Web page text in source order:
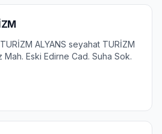
ALYANS seyahat TURİZM
Eski Edirne Cad. Suha Sok.